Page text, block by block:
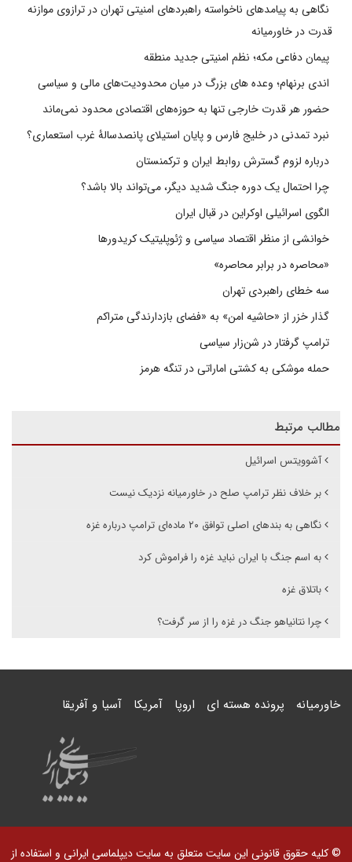
نگاهی به پیامدهای ناخواسته راهبردهای امنیتی تهران در ترازوی موازنه
قدرت در خاورمیانه
پیمان دفاعی مکه؛ نظم امنیتی جدید منطقه
اندی برنهام؛ وعده های بزرگ در میان محدودیت‌های مالی و سیاسی
حضور هر قدرت خارجی تنها به حوزه‌های اقتصادی محدود نمی‌ماند
نبرد تمدنی در خلیج فارس و پایان استیلای پانصدسالۀ غرب استعماری؟
درباره لزوم گسترش روابط ایران و ترکمنستان
چرا احتمال یک دوره جنگ شدید دیگر، می‌تواند بالا باشد؟
الگوی اسرائیلی اوکراین در قبال ایران
خوانشی از منظر اقتصاد سیاسی و ژئوپلیتیک کریدورها
«محاصره در برابر محاصره»
سه خطای راهبردی تهران
گذار خزر از «حاشیه امن» به «فضای بازدارندگی متراکم
ترامپ گرفتار در شن‌زار سیاسی
حمله موشکی به کشتی اماراتی در تنگه هرمز
مطالب مرتبط
آشوویتس اسرائیل
بر خلاف نظر ترامپ صلح در خاورمیانه نزدیک نیست
نگاهی به بندهای اصلی توافق ۲۰ ماده‌ای ترامپ درباره غزه
به اسم جنگ با ایران نباید غزه را فراموش کرد
باتلاق غزه
چرا نتانیاهو جنگ در غزه را از سر گرفت؟
خاورمیانه پرونده هسته ای اروپا آمریکا آسیا و آفریقا
© کلیه حقوق قانونی این سایت متعلق به سایت دیپلماسی ایرانی و استفاده از